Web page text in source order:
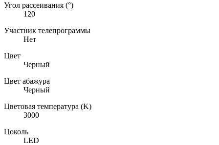
Угол рассеивания (°)
120
Участник телепрограммы
Нет
Цвет
Черный
Цвет абажура
Черный
Цветовая температура (K)
3000
Цоколь
LED